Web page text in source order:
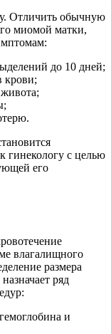
Отличить обычную
миомой матки,
до 10 дней;
крови;
гинекологу с целью
его
влагалищного
размера
ряд
и